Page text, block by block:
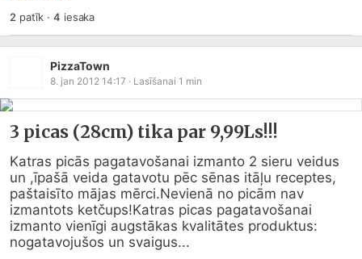
2 patīk ·4 iesaka
PizzaTown
8. jan 2012 14:17 · Lasīšanai 1 min
3 picas (28cm) tika par 9,99Ls!!!
Katras picās pagatavošanai izmanto 2 sieru veidus
un ,īpašā veida gatavotu pēc sēnas itāļu receptes,
paštaisīto mājas mērci.Nevienā no picām nav
izmantots ketčups!Katras picas pagatavošanai
izmanto vienīgi augstākas kvalitātes produktus:
nogatavojušos un svaigus...